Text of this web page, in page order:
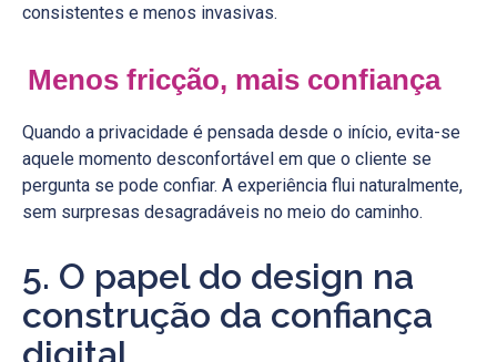
consistentes e menos invasivas.
Menos fricção, mais confiança
Quando a privacidade é pensada desde o início, evita-se
aquele momento desconfortável em que o cliente se
pergunta se pode confiar. A experiência flui naturalmente,
sem surpresas desagradáveis no meio do caminho.
5. O papel do design na
construção da confiança
digital